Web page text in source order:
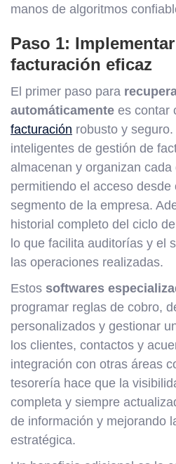
manos de algoritmos
Paso 1:
facturación eficaz
El primer paso para
automáticamente es contar
facturación robusto y
inteligentes de gestión de
almacenan y organizan
permitiendo el acceso
segmento de la empresa.
historial completo del ciclo
lo que facilita auditorías y el
las operaciones realizadas.
Estos softwares
programar reglas de cobro,
personalizados y gestionar
los clientes, contactos y
integración con otras áreas
tesorería hace que la
completa y siempre
de información y mejorando
estratégica.